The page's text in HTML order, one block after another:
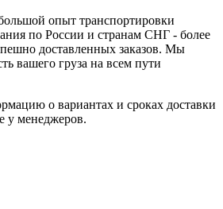
опыт транспортировки
по России и странам СНГ - более
доставленных заказов. Мы
вашего груза на всем пути
о вариантах и сроках доставки
у менеджеров.